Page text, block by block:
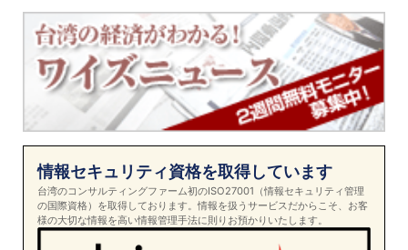
情報セキュリティ資格を取得しています
台湾のコンサルティングファーム初のISO27001（情報セキュリティ管理
の国際資格）を取得しております。情報を扱うサービスだからこそ、お客
様の大切な情報を高い情報管理手法に則りお預かりいたします。